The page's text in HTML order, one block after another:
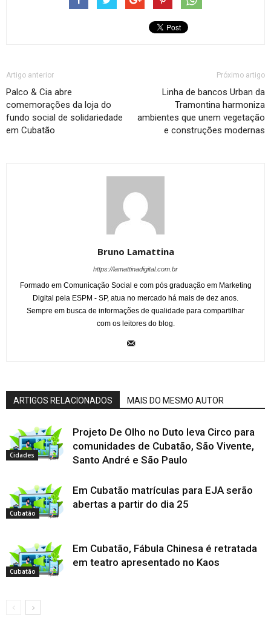
Artigo anterior
Palco & Cia abre
comemorações da loja do
fundo social de solidariedade
em Cubatão
Próximo artigo
Linha de bancos Urban da
Tramontina harmoniza
ambientes que unem vegetação
e construções modernas
Bruno Lamattina
https://lamattinadigital.com.br
Formado em Comunicação Social e com pós graduação em Marketing
Digital pela ESPM - SP, atua no mercado há mais de dez anos.
Sempre em busca de informações de qualidade para compartilhar
com os leitores do blog.
ARTIGOS RELACIONADOS MAIS DO MESMO AUTOR
Cidades
Projeto De Olho no Duto leva Circo para
comunidades de Cubatão, São Vivente,
Santo André e São Paulo
Cubatão
Em Cubatão matrículas para EJA serão
abertas a partir do dia 25
Cubatão
Em Cubatão, Fábula Chinesa é retratada
em teatro apresentado no Kaos